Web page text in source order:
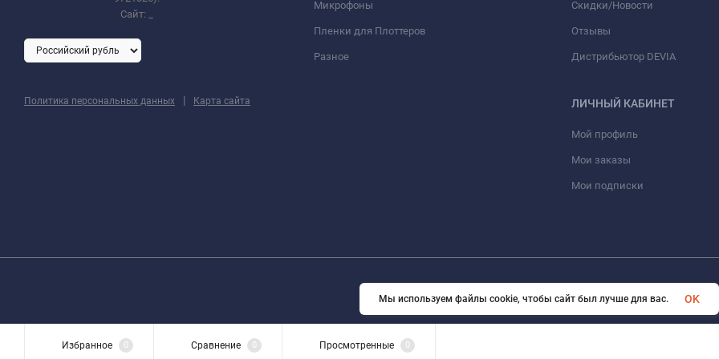
Сайт:
Политика персональных данных | Карта сайта
Микрофоны
Пленки для Плоттеров
Разное
Скидки/Новости
Отзывы
Дистрибьютор DEVIA
ЛИЧНЫЙ КАБИНЕТ
Мой профиль
Мои заказы
Мои подписки
Избранное 0 Сравнение 0 Просмотренные 0
Мы используем файлы cookie, чтобы сайт был лучше для вас. OK